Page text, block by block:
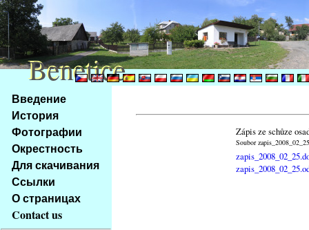
Na
obsah
stránky
Klávesové
zkratky
tomto
webu
základní
Введение
История
Фотографии
Окрестность
Для скачивания
Ссылки
О страницах
Contact us
Zápis ze schůze
Soubor
Benetice
Benetice